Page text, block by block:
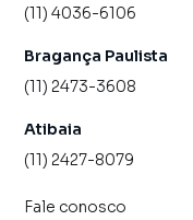
Controle de acesso
(11) 4036-6106
Bragança Paulista
(11) 2473-3608
Atibaia
(11) 2427-8079
Fale conosco